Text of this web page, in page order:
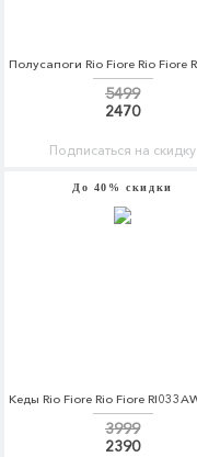
5499
2470
Подписаться на скидку
До 40% скидки
3999
2390